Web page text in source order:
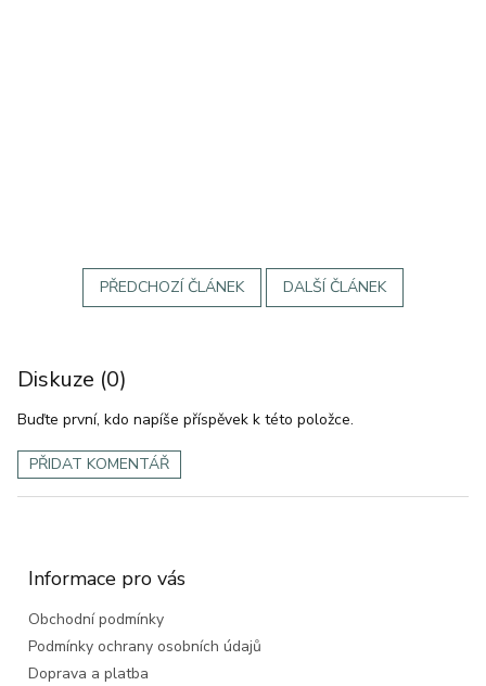
PŘEDCHOZÍ ČLÁNEK DALŠÍ ČLÁNEK
Diskuze (0)
Buďte první, kdo napíše příspěvek k této položce.
PŘIDAT KOMENTÁŘ
Informace pro vás
Obchodní podmínky
Podmínky ochrany osobních údajů
Doprava a platba